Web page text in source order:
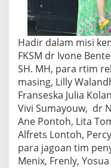
Hadir dalam misi
FKSM dr Ivone
SH. MH, para rtim
masing, Lilly
Franseska Julia
Vivi Sumayouw, dr
Ane Pontoh, Lita
Alfrets Lontoh,
para jagoan tim
Menix, Frenly,